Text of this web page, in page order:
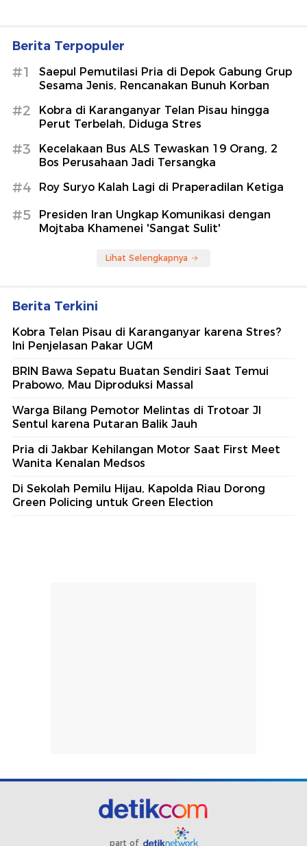
Berita Terpopuler
#1
Saepul Pemutilasi Pria di Depok Gabung Grup
Sesama Jenis, Rencanakan Bunuh Korban
#2
Kobra di Karanganyar Telan Pisau hingga
Perut Terbelah, Diduga Stres
#3
Kecelakaan Bus ALS Tewaskan 19 Orang, 2
Bos Perusahaan Jadi Tersangka
#4 Roy Suryo Kalah Lagi di Praperadilan Ketiga
#5
Presiden Iran Ungkap Komunikasi dengan
Mojtaba Khamenei 'Sangat Sulit'
Lihat Selengkapnya
Berita Terkini
Kobra Telan Pisau di Karanganyar karena Stres?
Ini Penjelasan Pakar UGM
BRIN Bawa Sepatu Buatan Sendiri Saat Temui
Prabowo, Mau Diproduksi Massal
Warga Bilang Pemotor Melintas di Trotoar Jl
Sentul karena Putaran Balik Jauh
Pria di Jakbar Kehilangan Motor Saat First Meet
Wanita Kenalan Medsos
Di Sekolah Pemilu Hijau, Kapolda Riau Dorong
Green Policing untuk Green Election
part of